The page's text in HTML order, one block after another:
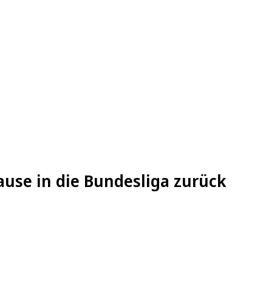
in die Bundesliga zurück